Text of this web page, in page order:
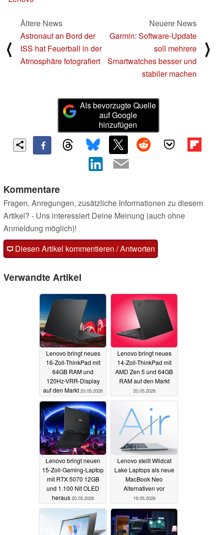
⟨
Ältere News
Astronaut an Bord der
ISS hat Feuerball in der
Atmosphäre fotografiert
Neuere News
Garmin: Software-Update
soll mehrere
Smartwatches besser und
stabiler machen
⟩
Als bevorzugte Quelle
auf Google
hinzufügen
Kommentare
Fragen, Anregungen, zusätzliche Informationen zu diesem
Artikel? - Uns interessiert Deine Meinung (auch ohne
Anmeldung möglich)!
Diesen Artikel kommentieren / Antworten
Verwandte Artikel
Lenovo bringt neues
16-Zoll-ThinkPad mit
64GB RAM und
120Hz-VRR-Display
auf den Markt 20.05.2026
Lenovo bringt neues
14-Zoll-ThinkPad mit
AMD Zen 5 und 64GB
RAM auf den Markt
20.05.2026
Lenovo bringt neuen
15-Zoll-Gaming-Laptop
mit RTX 5070 12GB
und 1.100 Nit OLED
heraus 20.05.2026
Lenovo stellt Wildcat
Lake Laptops als neue
MacBook Neo
Alternativen vor
19.05.2026